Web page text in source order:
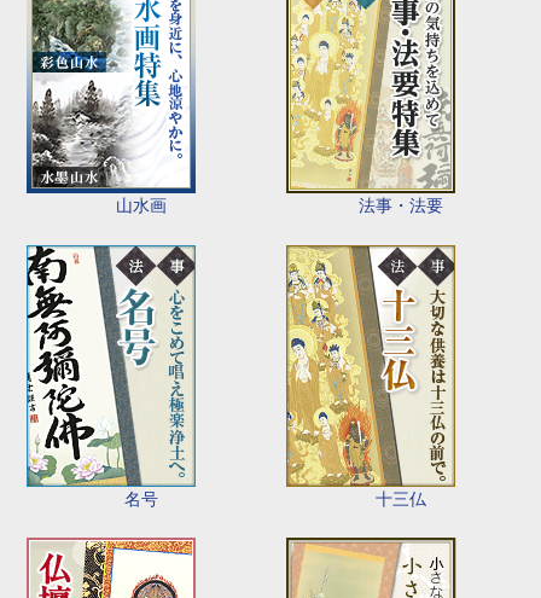
山水画 法事・法要
名号 十三仏